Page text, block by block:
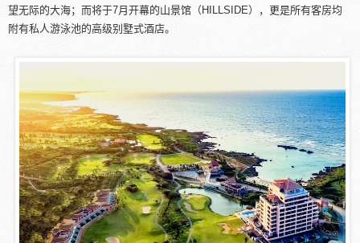
望无际的大海；而将于7月开幕的山景馆（HILLSIDE），更是所有客房均
附有私人游泳池的高级别墅式酒店。